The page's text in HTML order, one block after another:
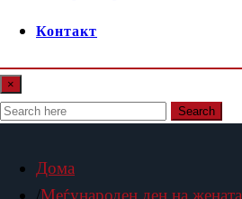
Контакт
×
Search
Дома
Меѓународен ден на жената